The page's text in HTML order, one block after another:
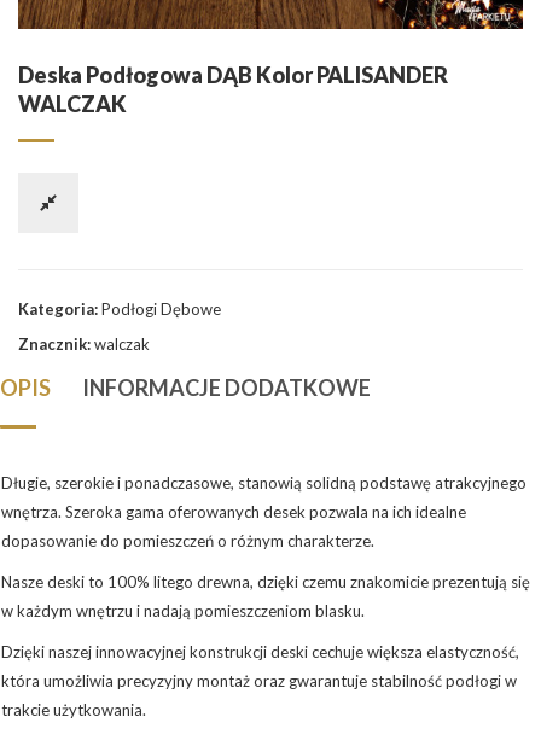
Deska Podłogowa DĄB Kolor PALISANDER
WALCZAK
Kategoria:Podłogi Dębowe
Znacznik:walczak
OPIS INFORMACJE DODATKOWE
Długie, szerokie i ponadczasowe, stanowią solidną podstawę atrakcyjnego
wnętrza. Szeroka gama oferowanych desek pozwala na ich idealne
dopasowanie do pomieszczeń o różnym charakterze.
Nasze deski to 100% litego drewna, dzięki czemu znakomicie prezentują się
w każdym wnętrzu i nadają pomieszczeniom blasku.
Dzięki naszej innowacyjnej konstrukcji deski cechuje większa elastyczność,
która umożliwia precyzyjny montaż oraz gwarantuje stabilność podłogi w
trakcie użytkowania.